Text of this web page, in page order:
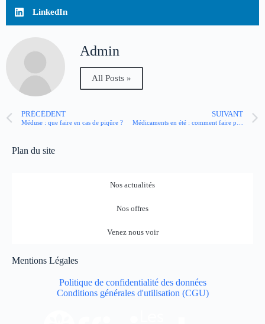
LinkedIn
Admin
All Posts »
PRÉCÉDENT
Méduse : que faire en cas de piqûre ?
SUIVANT
Plan du site
Nos actualités
Nos offres
Venez nous voir
Mentions Légales
Politique de confidentialité des données
Conditions générales d'utilisation (CGU)